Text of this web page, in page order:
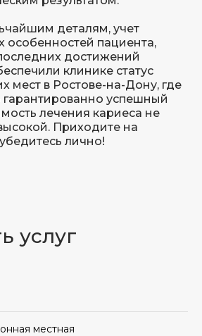
деталям, учет
особенностей пациента,
достижений
клинике статус
мест в Ростове-на-Дону, где
успешный
лечения кариеса не
Приходите на
лично!
услуг
местная
в